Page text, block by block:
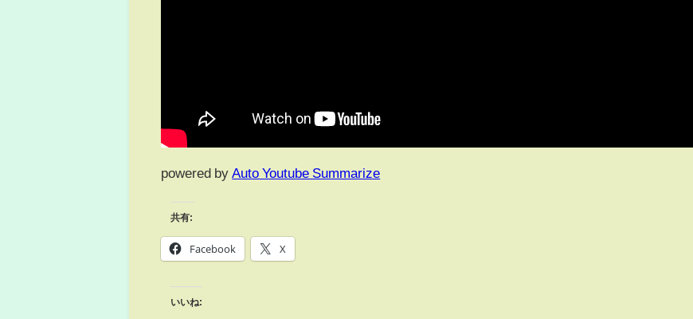
powered by Auto Youtube Summarize
共有:
Facebook X
いいね: